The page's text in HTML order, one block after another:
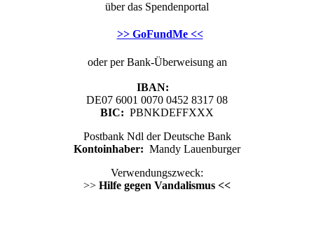
über das Spendenportal
>> GoFundMe <<
oder per Bank-Überweisung an
IBAN:
DE07 6001 0070 0452 8317 08
BIC: PBNKDEFFXXX
Postbank Ndl der Deutsche Bank
Kontoinhaber: Mandy Lauenburger
Verwendungszweck:
>> Hilfe gegen Vandalismus <<